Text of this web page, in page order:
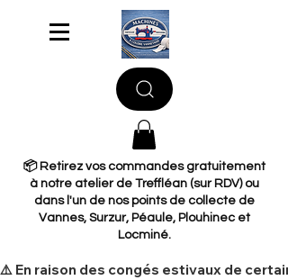
📦 Retirez vos commandes gratuitement
à notre atelier de Treffléan (sur RDV) ou
dans l'un de nos points de collecte de
Vannes, Surzur, Péaule, Plouhinec et
Locminé.
​⚠️ En raison des congés estivaux de